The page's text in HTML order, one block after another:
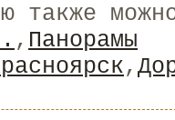
также
, Панорамы
,